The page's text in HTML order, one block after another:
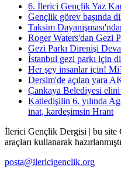
6. İlerici Gençlik Yaz
Gençlik görev başında
Taksim
Roger Waters'dan Gezi
Gezi Parkı Direnişi
İstanbul gezi parkı için
Her şey insanlar için!
Dersim'de açılan yara
Çankaya Belediyesi
Katledişilin 6. yılında
inat, kardeşimsin Hrant
İlerici Gençlik Dergisi | bu site
araçları kullanarak
posta@ilericigenclik.org